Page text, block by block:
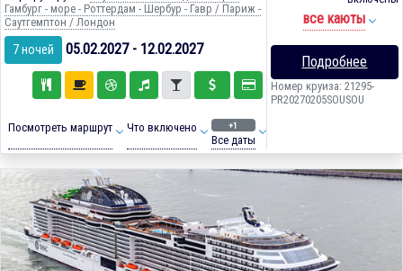
Гамбург - море - Роттердам - Шербур - Гавр / Париж -
Саутгемптон / Лондон
7 ночей 05.02.2027 - 12.02.2027
Посмотреть маршрут Что включено +1
Все даты
все каюты
Подробнее
Номер круиза: 21295-
PR20270205SOUSOU